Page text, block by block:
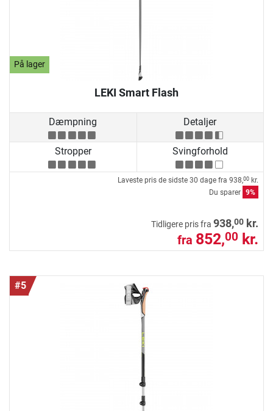
På lager
LEKI Smart Flash
Dæmpning Detaljer
Stropper Svingforhold
Laveste pris de sidste 30 dage fra 938,00 kr.
Du sparer 9%
Tidligere pris fra 938,00 kr.
fra 852,00 kr.
#5